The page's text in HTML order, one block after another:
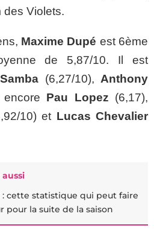
des Violets.
Maxime Dupé est 6ème
de 5,87/10. Il est
(6,27/10), Anthony
Pau Lopez (6,17),
10) et Lucas Chevalier
aussi
: cette statistique qui peut faire
pour la suite de la saison